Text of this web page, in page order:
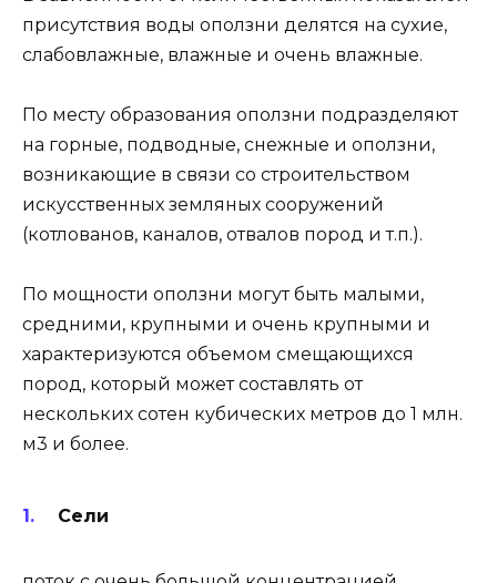
присутствия воды оползни делятся на сухие,
слабовлажные, влажные и очень влажные.
По месту образования оползни подразделяют
на горные, подводные, снежные и оползни,
возникающие в связи со строительством
искусственных земляных сооружений
(котлованов, каналов, отвалов пород и т.п.).
По мощности оползни могут быть малыми,
средними, крупными и очень крупными и
характеризуются объемом смещающихся
пород, который может составлять от
нескольких сотен кубических метров до 1 млн.
м3 и более.
Сели